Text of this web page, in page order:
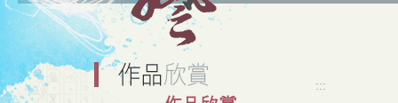
:::